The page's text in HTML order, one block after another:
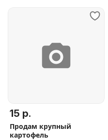
15 р.
Продам крупный
картофель